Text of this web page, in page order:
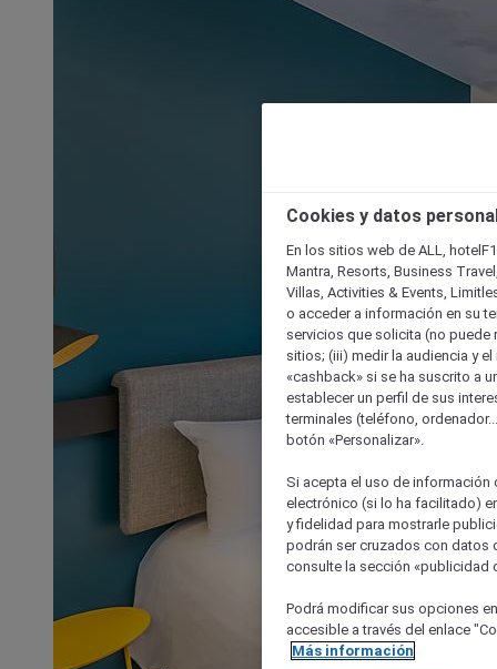
Cookies y datos
En los sitios web de ALL,
Mantra, Resorts, Business
Villas, Activities & Events,
o acceder a información en su
servicios que solicita (no puede
sitios; (iii) medir la audiencia y
«cashback» si se ha suscrito a
establecer un perfil de sus
terminales (teléfono,
botón «Personalizar».
Si acepta el uso de
electrónico (si lo ha facilitado)
y fidelidad para mostrarle
podrán ser cruzados con datos
consulte la sección «publicidad
Podrá modificar sus opciones
accesible a través del enlace
Más información